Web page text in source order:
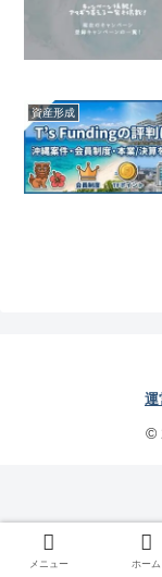
資産形成
運
©
メニュー ホーム